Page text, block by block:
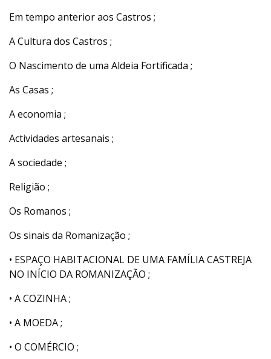
Em tempo anterior aos Castros ;
A Cultura dos Castros ;
O Nascimento de uma Aldeia Fortificada ;
As Casas ;
A economia ;
Actividades artesanais ;
A sociedade ;
Religião ;
Os Romanos ;
Os sinais da Romanização ;
• ESPAÇO HABITACIONAL DE UMA FAMÍLIA CASTREJA
NO INÍCIO DA ROMANIZAÇÃO ;
• A COZINHA ;
• A MOEDA ;
• O COMÉRCIO ;